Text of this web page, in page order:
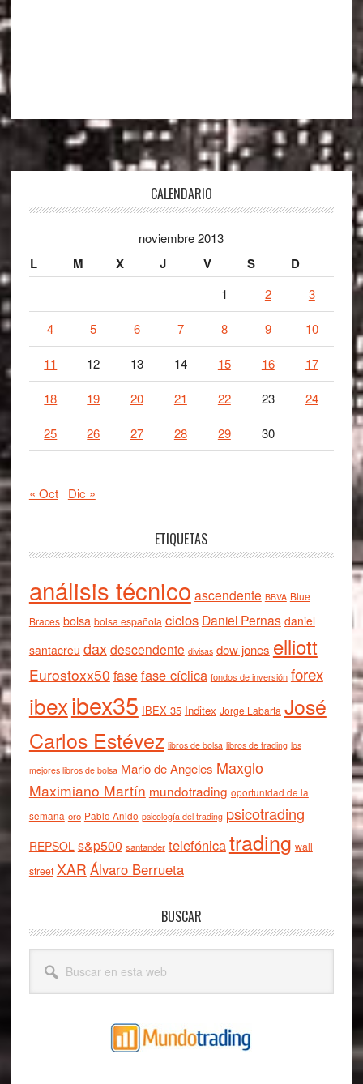
CALENDARIO
noviembre 2013
L M X J V S D
1 2 3
4 5 6 7 8 9 10
11 12 13 14 15 16 17
18 19 20 21 22 23 24
25 26 27 28 29 30
« Oct Dic »
ETIQUETAS
análisis técnico ascendente BBVA Blue
Braces bolsa bolsa española ciclos Daniel Pernas daniel
santacreu daxdescendente divisas dow jones elliott
Eurostoxx50 fasefase cíclica fondos de inversión forex
ibexibex35 IBEX 35 Inditex Jorge Labarta José
Carlos Estévez libros de bolsa libros de trading los
mejores libros de bolsa Mario de Angeles Maxglo
Maximiano Martín mundotrading oportunidad de la
semana oro Pablo Anido psicología del trading psicotrading
REPSOL s&p500 santander telefónicatrading wall
street XAR Álvaro Berrueta
BUSCAR
esta